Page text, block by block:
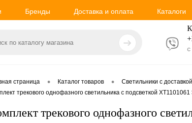
Бренды Доставка и оплата Каталоги
страница • Каталог товаров • Светильники с доставкой
трекового однофазного светильника с подсветкой
трекового однофазного